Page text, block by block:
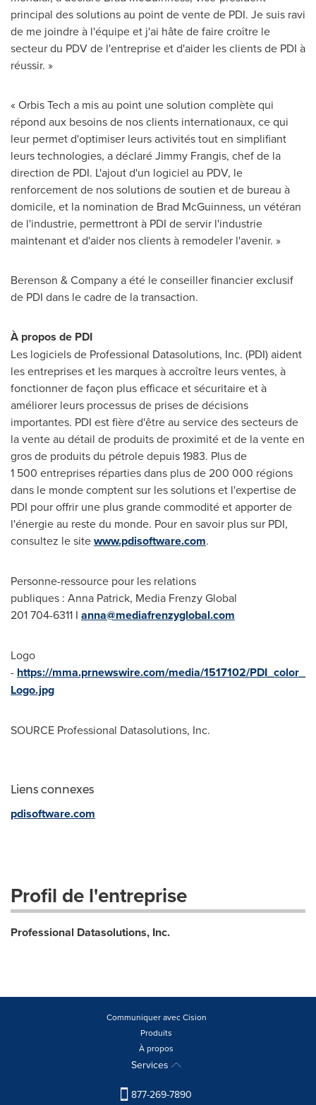
principal des solutions au point de vente de PDI. Je suis ravi
de me joindre à l'équipe et j'ai hâte de faire croître le
secteur du PDV de l'entreprise et d'aider les clients de PDI à
réussir. »
« Orbis Tech a mis au point une solution complète qui
répond aux besoins de nos clients internationaux, ce qui
leur permet d'optimiser leurs activités tout en simplifiant
leurs technologies, a déclaré Jimmy Frangis, chef de la
direction de PDI. L'ajout d'un logiciel au PDV, le
renforcement de nos solutions de soutien et de bureau à
domicile, et la nomination de Brad McGuinness, un vétéran
de l'industrie, permettront à PDI de servir l'industrie
maintenant et d'aider nos clients à remodeler l'avenir. »
Berenson & Company a été le conseiller financier exclusif
de PDI dans le cadre de la transaction.
À propos de PDI
Les logiciels de Professional Datasolutions, Inc. (PDI) aident
les entreprises et les marques à accroître leurs ventes, à
fonctionner de façon plus efficace et sécuritaire et à
améliorer leurs processus de prises de décisions
importantes. PDI est fière d'être au service des secteurs de
la vente au détail de produits de proximité et de la vente en
gros de produits du pétrole depuis 1983. Plus de
1 500 entreprises réparties dans plus de 200 000 régions
dans le monde comptent sur les solutions et l'expertise de
PDI pour offrir une plus grande commodité et apporter de
l'énergie au reste du monde. Pour en savoir plus sur PDI,
consultez le sitewww.pdisoftware.com.
Personne-ressource pour les relations
publiques : Anna Patrick, Media Frenzy Global
201 704-6311 I anna@mediafrenzyglobal.com
Logo
- https://mma.prnewswire.com/media/1517102/PDI_color_
Logo.jpg
SOURCE Professional Datasolutions, Inc.
Liens connexes
pdisoftware.com
Profil de l'entreprise
Professional Datasolutions, Inc.
Communiquer avec Cision
Produits
À propos
Services
877-269-7890